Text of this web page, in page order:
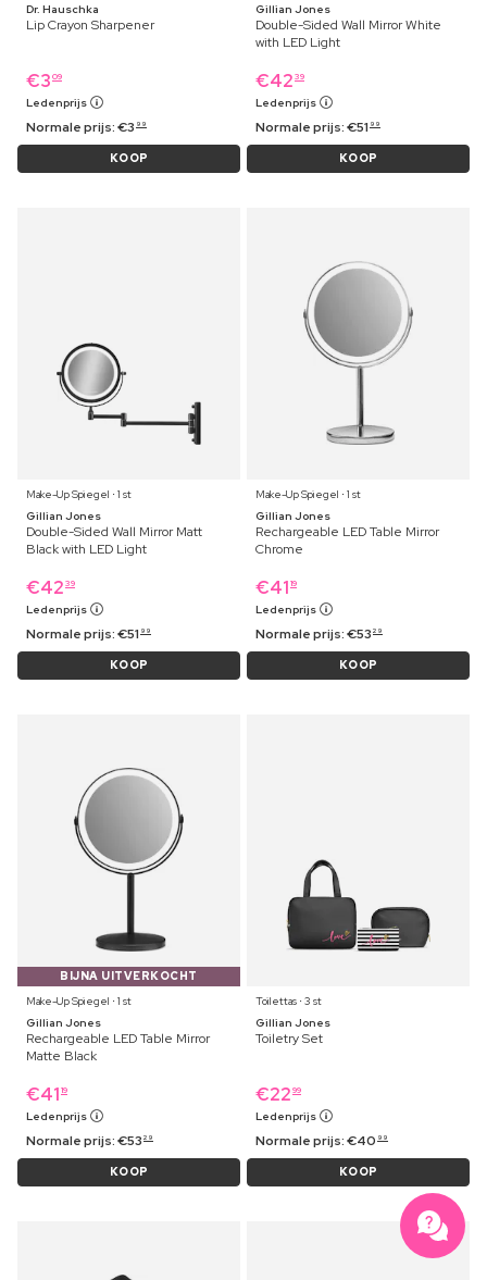
Dr. Hauschka
Lip Crayon Sharpener
€3 09
Ledenprijs
Normale prijs:€3 99
KOOP
Gillian Jones
Double-Sided Wall Mirror White
with LED Light
€42 39
Ledenprijs
Normale prijs:€51 99
KOOP
Make-Up Spiegel ⋅ 1 st
Gillian Jones
Double-Sided Wall Mirror Matt
Black with LED Light
€42 39
Ledenprijs
Normale prijs:€51 99
KOOP
Make-Up Spiegel ⋅ 1 st
Gillian Jones
Rechargeable LED Table Mirror
Chrome
€41 19
Ledenprijs
Normale prijs:€53 29
KOOP
BIJNA UITVERKOCHT
Make-Up Spiegel ⋅ 1 st
Gillian Jones
Rechargeable LED Table Mirror
Matte Black
€41 19
Ledenprijs
Normale prijs:€53 29
KOOP
Toilettas ⋅ 3 st
Gillian Jones
Toiletry Set
€22 99
Ledenprijs
Normale prijs:€40 99
KOOP